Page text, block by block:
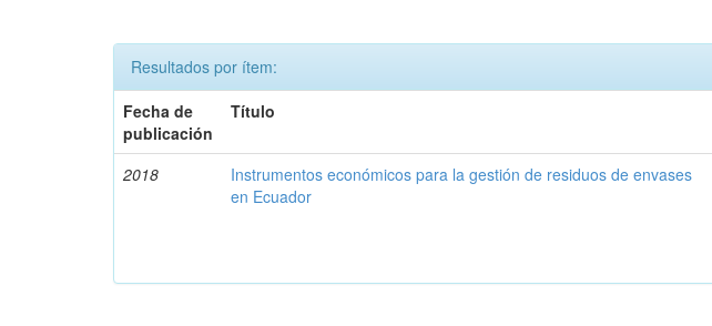
Resultados por ítem:
Fecha de
publicación
Título
2018
Instrumentos económicos para la gestión de residuos de envases
en Ecuador